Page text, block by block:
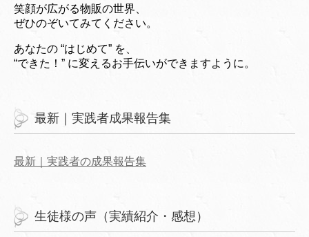
笑顔が広がる物販の世界、
ぜひのぞいてみてください。
あなたの “はじめて” を、
“できた！” に変えるお手伝いができますように。
最新｜実践者成果報告集
最新｜実践者の成果報告集
生徒様の声（実績紹介・感想）